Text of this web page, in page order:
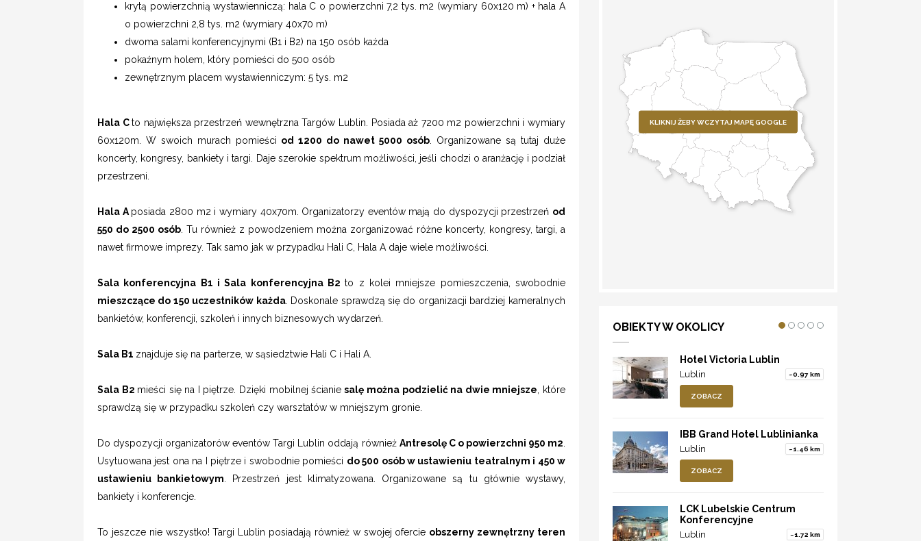
krytą powierzchnią wystawienniczą: hala C o powierzchni 7,2 tys. m2 (wymiary 60x120 m) + hala A
o powierzchni 2,8 tys. m2 (wymiary 40x70 m)
dwoma salami konferencyjnymi (B1 i B2) na 150 osób każda
pokaźnym holem, który pomieści do 500 osób
zewnętrznym placem wystawienniczym: 5 tys. m2
Hala Cto największa przestrzeń wewnętrzna Targów Lublin. Posiada aż 7200 m2 powierzchni i wymiary
60x120m. W swoich murach pomieści od 1200 do nawet 5000 osób . Organizowane są tutaj duże
koncerty, kongresy, bankiety i targi. Daje szerokie spektrum możliwości, jeśli chodzi o aranżację i podział
przestrzeni.
Hala A posiada 2800 m2 i wymiary 40x70m. Organizatorzy eventów mają do dyspozycji przestrzeń od
550 do 2500 osób . Tu również z powodzeniem można zorganizować różne koncerty, kongresy, targi, a
nawet firmowe imprezy. Tak samo jak w przypadku Hali C, Hala A daje wiele możliwości.
Sala konferencyjna B1 i Sala konferencyjna B2to z kolei mniejsze pomieszczenia, swobodnie
mieszczące do 150 uczestników każda. Doskonale sprawdzą się do organizacji bardziej kameralnych
bankietów, konferencji, szkoleń i innych biznesowych wydarzeń.
Sala B1 znajduje się na parterze, w sąsiedztwie Hali C i Hali A.
Sala B2 mieści się na I piętrze. Dzięki mobilnej ścianie salę można podzielić na dwie mniejsze , które
sprawdzą się w przypadku szkoleń czy warsztatów w mniejszym gronie.
Do dyspozycji organizatorów eventów Targi Lublin oddają również Antresolę C o powierzchni 950 m2
Usytuowana jest ona na I piętrze i swobodnie pomieści do 500 osób w ustawieniu teatralnym i 450 w
ustawieniu bankietowym . Przestrzeń jest klimatyzowana. Organizowane są tu głównie wystawy,
bankiety i konferencje.
To jeszcze nie wszystko! Targi Lublin posiadają również w swojej ofercie obszerny zewnętrzny teren
KLIKNIJ ŻEBY WCZYTAJ MAPĘ GOOGLE
OBIEKTY W OKOLICY
Hotel Victoria Lublin
Lublin ~0.97 km
ZOBACZ
IBB Grand Hotel Lublinianka
Lublin ~1.46 km
ZOBACZ
LCK Lubelskie Centrum
Konferencyjne
Lublin ~1.72 km